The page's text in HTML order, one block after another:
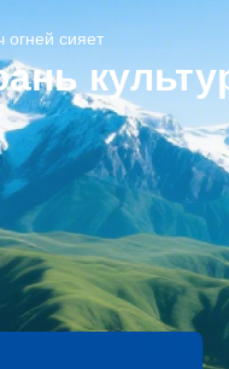
огней сияет